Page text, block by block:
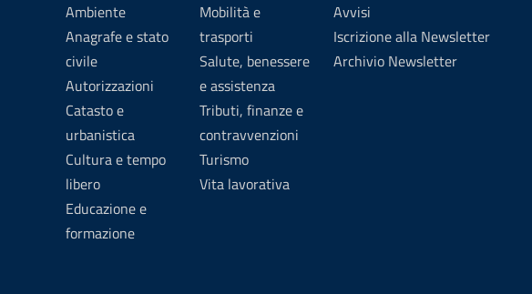
Ambiente
Anagrafe e stato
civile
Autorizzazioni
Catasto e
urbanistica
Cultura e tempo
libero
Educazione e
formazione
Mobilità e
trasporti
Salute, benessere
e assistenza
Tributi, finanze e
contravvenzioni
Turismo
Vita lavorativa
Avvisi
Iscrizione alla Newsletter
Archivio Newsletter